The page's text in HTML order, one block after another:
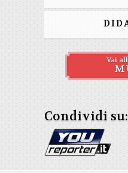
Vai
Condividi su: